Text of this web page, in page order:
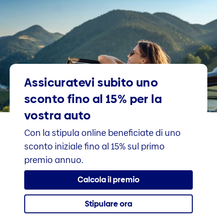
Assicuratevi subito uno
sconto fino al 15% per la
vostra auto
Con la stipula online beneficiate di uno
sconto iniziale fino al 15% sul primo
premio annuo.
Calcola il premio
Stipulare ora